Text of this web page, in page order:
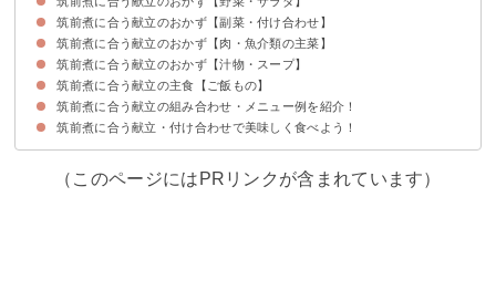
①豆腐サラダ
②白菜と大葉のサラダ
③ナスの生姜醤油和え
④ほうれん草のごま和え
筑前煮に合う献立のおかず【副菜・付け合わせ】
①茶わん蒸し
②だし巻き卵
③厚揚げ焼き
筑前煮に合う献立のおかず【肉・魚介類の主菜】
①タラの野菜あんかけ
②鯛のタジン鍋蒸し
③ねぎの牛肉巻きの照り煮
④豚肉と野菜の炒め物
筑前煮に合う献立のおかず【汁物・スープ】
①豆腐とわかめのすまし汁
②とろろ昆布のお吸い物
③ほうれん草と牛乳のクリームスープ
筑前煮に合う献立の主食【ご飯もの】
①ひじきご飯
②ちらし寿司
③鮭としめじの炊き込みご飯
筑前煮に合う献立の組み合わせ・メニュー例を紹介！
献立メニュー例①
献立メニュー例②
献立メニュー例③
筑前煮に合う献立・付け合わせで美味しく食べよう！
（このページにはPRリンクが含まれています）